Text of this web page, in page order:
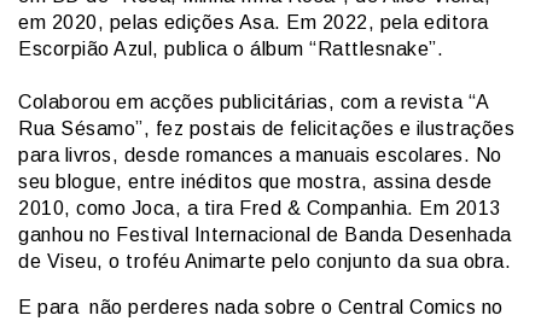
em 2020, pelas edições Asa. Em 2022, pela editora
Escorpião Azul, publica o álbum “Rattlesnake”.
Colaborou em acções publicitárias, com a revista “A
Rua Sésamo”, fez postais de felicitações e ilustrações
para livros, desde romances a manuais escolares. No
seu blogue, entre inéditos que mostra, assina desde
2010, como Joca, a tira Fred & Companhia. Em 2013
ganhou no Festival Internacional de Banda Desenhada
de Viseu, o troféu Animarte pelo conjunto da sua obra.
E para não perderes nada sobre o Central Comics no